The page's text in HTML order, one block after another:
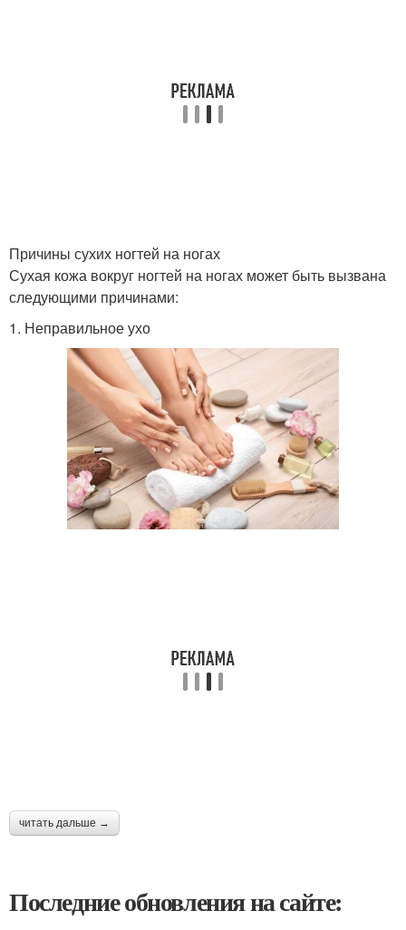
Причины сухих ногтей на ногах
Сухая кожа вокруг ногтей на ногах может быть вызвана
следующими причинами:
1. Неправильное ухо
читать дальше →
Последние обновления на сайте: